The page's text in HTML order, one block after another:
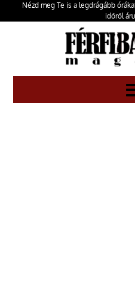
Nézd meg Te is a legdrágább
időről